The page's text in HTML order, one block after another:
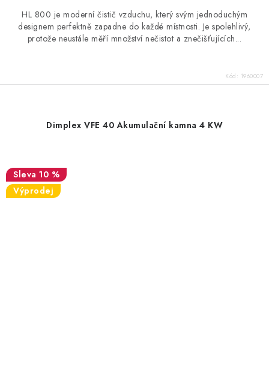
HL 800 je moderní čistič vzduchu, který svým jednoduchým
designem perfektně zapadne do každé místnosti. Je spolehlivý,
protože neustále měří množství nečistot a znečišťujících...
Kód: 1960007
Dimplex VFE 40 Akumulační kamna 4 KW
10 %
Výprodej